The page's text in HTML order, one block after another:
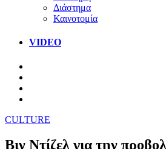
Διάστημα
Καινοτομία
VIDEO
CULTURE
Βιν Ντίζελ για την